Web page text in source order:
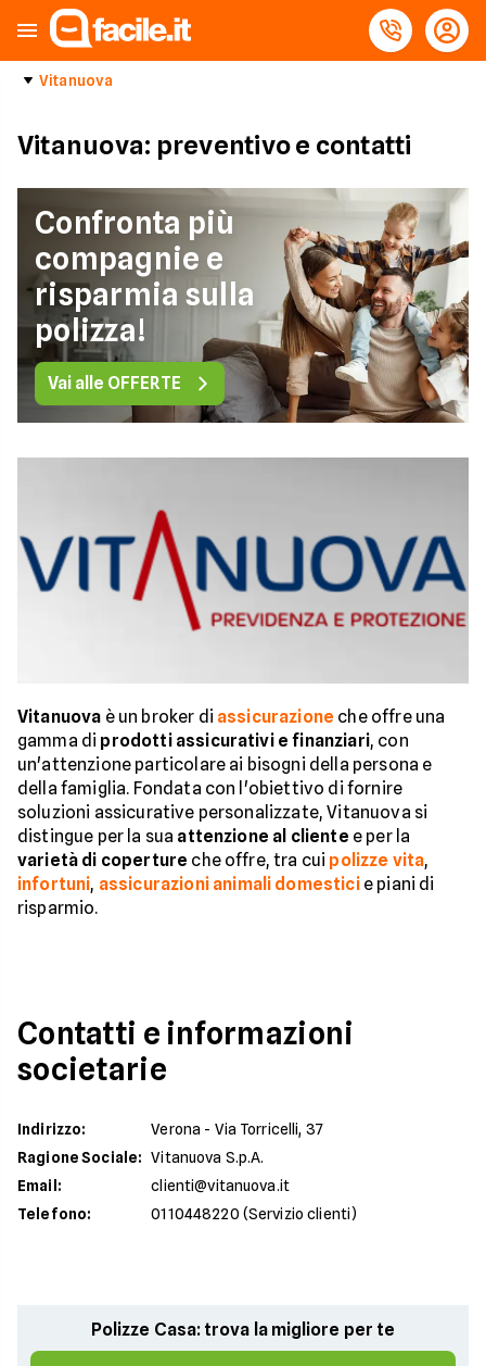
Vitanuova
Vitanuova: preventivo e contatti
Confronta più
compagnie e
risparmia sulla
polizza!
Vai alle OFFERTE
Vitanuova è un broker di assicurazione che offre una
gamma di prodotti assicurativi e finanziari, con
un'attenzione particolare ai bisogni della persona e
della famiglia. Fondata con l'obiettivo di fornire
soluzioni assicurative personalizzate, Vitanuova si
distingue per la sua attenzione al cliente e per la
varietà di coperture che offre, tra cui polizze vita,
infortuni, assicurazioni animali domesticie piani di
risparmio.
Contatti e informazioni
societarie
Indirizzo:
Verona - Via Torricelli, 37
Ragione Sociale: Vitanuova S.p.A.
Email :
clienti@vitanuova.it
Telefono: 0110448220 (Servizio clienti)
Polizze Casa: trova la migliore per te